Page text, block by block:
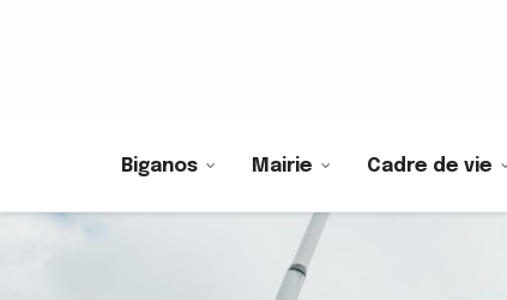
Biganos Mairie Cadre de vie